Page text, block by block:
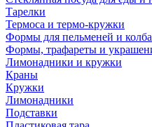
Тарелки
Термоса и термо-кружки
Формы для пельменей и
Формы, трафареты и
Лимонадники и кружки
Краны
Кружки
Лимонадники
Подставки